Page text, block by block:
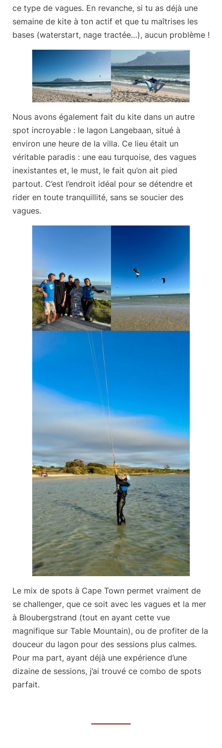
ce type de vagues. En revanche, si tu as déjà une
semaine de kite à ton actif et que tu maîtrises les
bases (waterstart, nage tractée…), aucun problème !
Nous avons également fait du kite dans un autre
spot incroyable : le lagon Langebaan, situé à
environ une heure de la villa. Ce lieu était un
véritable paradis : une eau turquoise, des vagues
inexistantes et, le must, le fait qu’on ait pied
partout. C’est l’endroit idéal pour se détendre et
rider en toute tranquillité, sans se soucier des
vagues.
Le mix de spots à Cape Town permet vraiment de
se challenger, que ce soit avec les vagues et la mer
à Bloubergstrand (tout en ayant cette vue
magnifique sur Table Mountain), ou de profiter de la
douceur du lagon pour des sessions plus calmes.
Pour ma part, ayant déjà une expérience d’une
dizaine de sessions, j’ai trouvé ce combo de spots
parfait.